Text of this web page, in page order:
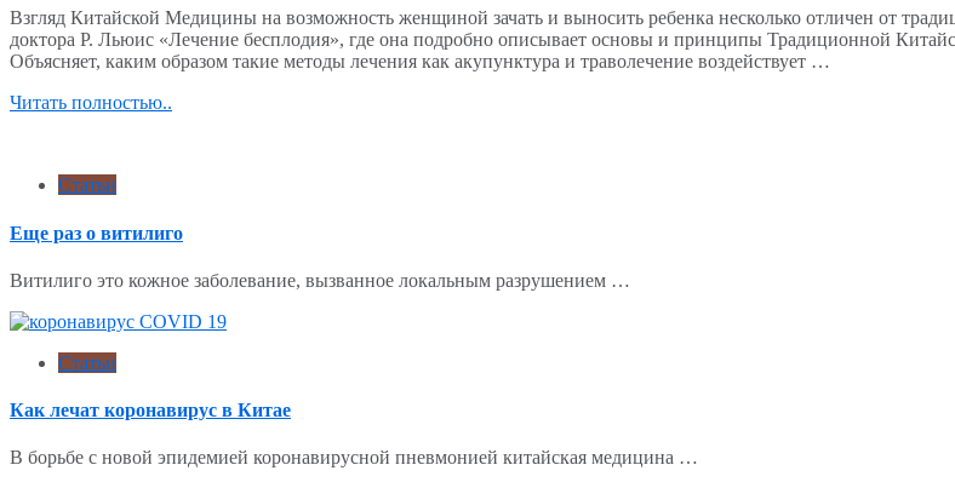
Взгляд Китайской Медицины на возможность женщиной зачать и выносить ребенка несколько отличен от
доктора Р. Льюис «Лечение бесплодия», где она подробно описывает основы и принципы Традиционной
Объясняет, каким образом такие методы лечения как акупунктура и траволечение воздействует …
Читать полностью..
Статьи
Еще раз о витилиго
Витилиго это кожное заболевание, вызванное локальным разрушением …
Статьи
Как лечат коронавирус в Китае
В борьбе с новой эпидемией коронавирусной пневмонией китайская медицина …